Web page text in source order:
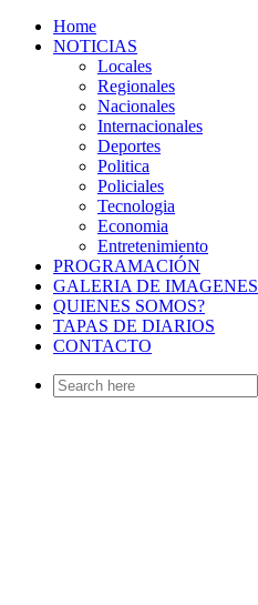
Home
NOTICIAS
Locales
Regionales
Nacionales
Internacionales
Deportes
Politica
Policiales
Tecnologia
Economia
Entretenimiento
PROGRAMACIÓN
GALERIA DE IMAGENES
QUIENES SOMOS?
TAPAS DE DIARIOS
CONTACTO
Search
for: